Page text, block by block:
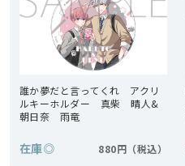
誰か夢だと言ってくれ アクリ
ルキーホルダー 真柴 晴人&
朝日奈 雨竜
在庫◎ 880円